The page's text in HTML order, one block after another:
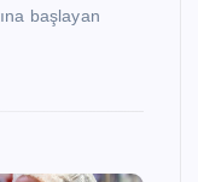
başlayan